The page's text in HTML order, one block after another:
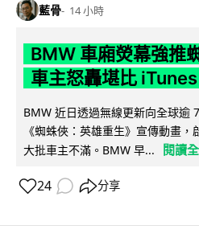
藍骨 14 小時
BMW 車廂熒幕強推
車主怒轟堪比
BMW 近日透過無線更新向全球逾
《蜘蛛俠：英雄重生》宣傳動畫
大批車主不滿。BMW 早...
閱讀
24 分享